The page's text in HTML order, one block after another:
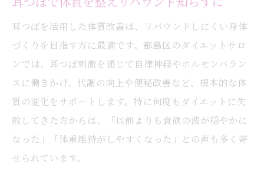
耳つぼがサポートする女性らしい体質改善
耳つぼジュエリーで健康美を叶える方法
耳つぼ施術による美容効果に注目
耳つぼ活用で女性の美を自然に引き出す
「もう繰り返さない体」を目指すサポート術
耳つぼで叶えるリバウンド予防の新常識
耳つぼを活用した体質改善は、リバウンドしにくい身体
づくりを目指す方に最適です。都島区のダイエットサロ
ンでは、耳つぼ刺激を通じて自律神経やホルモンバラン
スに働きかけ、代謝の向上や便秘改善など、根本的な体
質の変化をサポートします。特に何度もダイエットに失
敗してきた方からは、「以前よりも食欲の波が穏やかに
なった」「体重維持がしやすくなった」との声も多く寄
せられています。